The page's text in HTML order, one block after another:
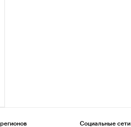
Социальные сети